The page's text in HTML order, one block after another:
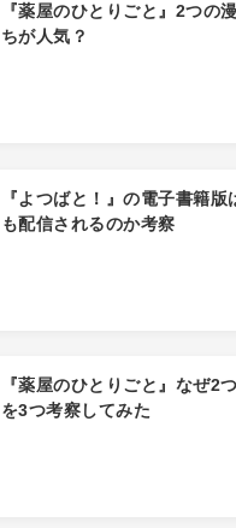
『薬屋のひとりごと』2つの
ちが人気？
『よつばと！』の電子書籍
も配信されるのか考察
『薬屋のひとりごと』なぜ2
を3つ考察してみた